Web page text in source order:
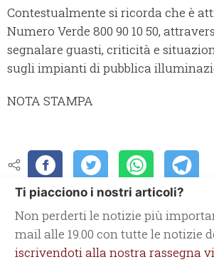
Contestualmente si ricorda che è
Numero Verde 800 90 10 50,
segnalare guasti, criticità e
sugli impianti di pubblica
NOTA STAMPA
Ti piacciono i nostri articoli?
Non perderti le notizie più
mail alle 19.00 con tutte le notizie
iscrivendoti alla nostra rassegna